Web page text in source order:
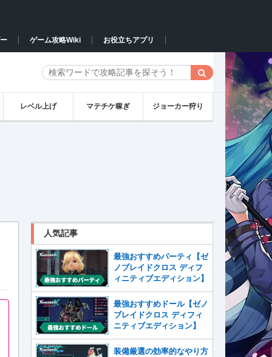
ゲーム攻略Wiki お役立ちアプリ
レベル上げ マテチケ稼ぎ ジョーカー狩り
人気記事
最強おすすめパーティ【ゼ
ノブレイドクロス ディフ
ィニティブエディション】
最強おすすめドール【ゼノ
ブレイドクロス ディフィ
ニティブエディション】
装備厳選の効率的なやり方